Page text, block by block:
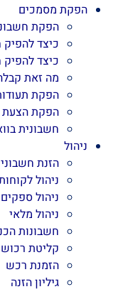
הפקת מסמכים
הפקת
כיצד
כיצד להפיק
מה זאת
הפקת
הפקת הצעת
חשבונית
ניהול
הזנת
ניהול
ניהול ספקים
ניהול מלאי
חשבונות
קליטת
הזמנת רכש
גיליון הזנה